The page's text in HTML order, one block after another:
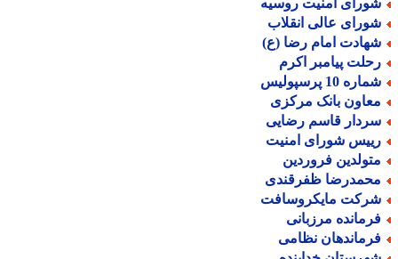
امنیت روسیه
عالی انقلاب
امام رضا (ع)
پیامبر اکرم
10 پرسپولیس
بانک مرکزی
قاسم رضایی
شورای امنیت
فروردین
ظفرقندی
مایکروسافت
مرزبانی
نظامی